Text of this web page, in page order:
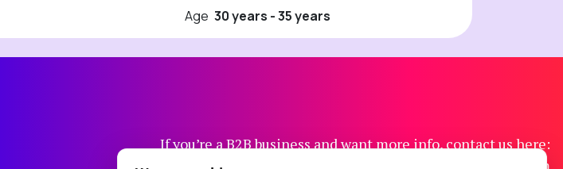
Age 30 years - 35 years
If you’re a B2B business and want more info, contact us here:
contact@modfie.com